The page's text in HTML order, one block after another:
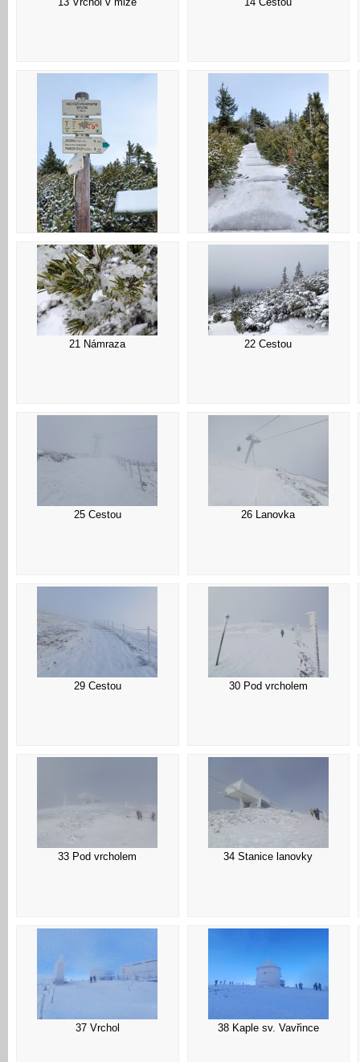
17 Detail 18 Ledové schody
21 Námraza 22 Cestou
25 Cestou 26 Lanovka
29 Cestou 30 Pod vrcholem
33 Pod vrcholem 34 Stanice lanovky
37 Vrchol 38 Kaple sv. Vavřince